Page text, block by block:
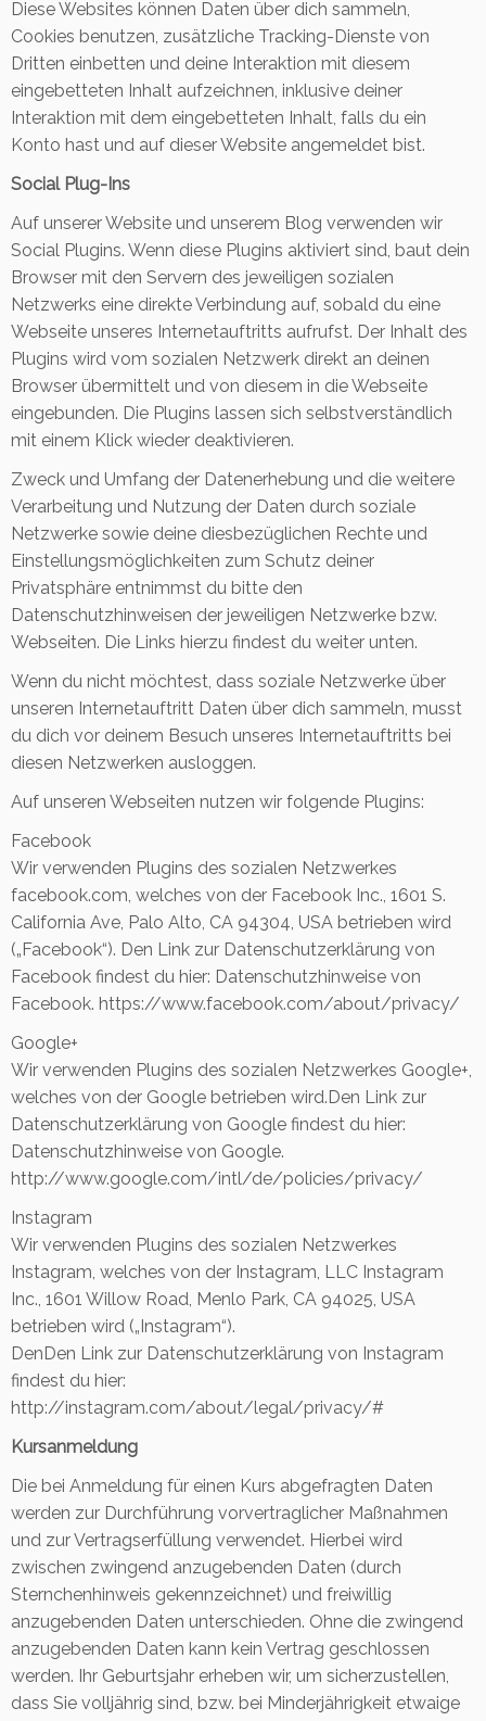
Diese Websites können Daten über dich sammeln,
Cookies benutzen, zusätzliche Tracking-Dienste von
Dritten einbetten und deine Interaktion mit diesem
eingebetteten Inhalt aufzeichnen, inklusive deiner
Interaktion mit dem eingebetteten Inhalt, falls du ein
Konto hast und auf dieser Website angemeldet bist.
Social Plug-Ins
Auf unserer Website und unserem Blog verwenden wir
Social Plugins. Wenn diese Plugins aktiviert sind, baut dein
Browser mit den Servern des jeweiligen sozialen
Netzwerks eine direkte Verbindung auf, sobald du eine
Webseite unseres Internetauftritts aufrufst. Der Inhalt des
Plugins wird vom sozialen Netzwerk direkt an deinen
Browser übermittelt und von diesem in die Webseite
eingebunden. Die Plugins lassen sich selbstverständlich
mit einem Klick wieder deaktivieren.
Zweck und Umfang der Datenerhebung und die weitere
Verarbeitung und Nutzung der Daten durch soziale
Netzwerke sowie deine diesbezüglichen Rechte und
Einstellungsmöglichkeiten zum Schutz deiner
Privatsphäre entnimmst du bitte den
Datenschutzhinweisen der jeweiligen Netzwerke bzw.
Webseiten. Die Links hierzu findest du weiter unten.
Wenn du nicht möchtest, dass soziale Netzwerke über
unseren Internetauftritt Daten über dich sammeln, musst
du dich vor deinem Besuch unseres Internetauftritts bei
diesen Netzwerken ausloggen.
Auf unseren Webseiten nutzen wir folgende Plugins:
Facebook
Wir verwenden Plugins des sozialen Netzwerkes
facebook.com, welches von der Facebook Inc., 1601 S.
California Ave, Palo Alto, CA 94304, USA betrieben wird
(„Facebook“). Den Link zur Datenschutzerklärung von
Facebook findest du hier: Datenschutzhinweise von
Facebook. https://www.facebook.com/about/privacy/
Google+
Wir verwenden Plugins des sozialen Netzwerkes Google+,
welches von der Google betrieben wird.Den Link zur
Datenschutzerklärung von Google findest du hier:
Datenschutzhinweise von Google.
http://www.google.com/intl/de/policies/privacy/
Instagram
Wir verwenden Plugins des sozialen Netzwerkes
Instagram, welches von der Instagram, LLC Instagram
Inc., 1601 Willow Road, Menlo Park, CA 94025, USA
betrieben wird („Instagram“).
DenDen Link zur Datenschutzerklärung von Instagram
findest du hier:
http://instagram.com/about/legal/privacy/#
Kursanmeldung
Die bei Anmeldung für einen Kurs abgefragten Daten
werden zur Durchführung vorvertraglicher Maßnahmen
und zur Vertragserfüllung verwendet. Hierbei wird
zwischen zwingend anzugebenden Daten (durch
Sternchenhinweis gekennzeichnet) und freiwillig
anzugebenden Daten unterschieden. Ohne die zwingend
anzugebenden Daten kann kein Vertrag geschlossen
werden. Ihr Geburtsjahr erheben wir, um sicherzustellen,
dass Sie volljährig sind, bzw. bei Minderjährigkeit etwaige